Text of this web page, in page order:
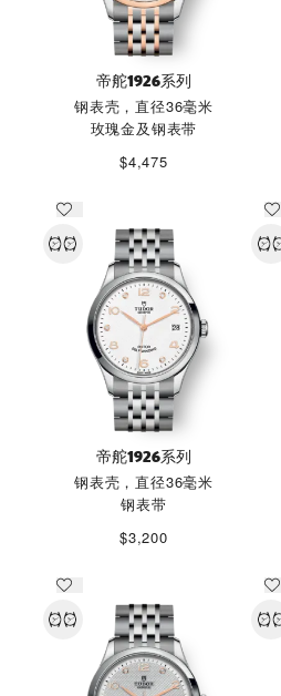
帝舵1926系列
钢表壳，直径36毫米
玫瑰金及钢表带
$4,475
帝舵1926系列
钢表壳，直径36毫米
钢表带
$3,200